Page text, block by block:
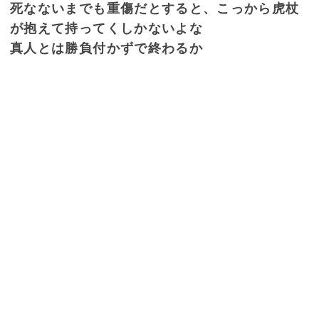
死なないまでも重傷だとすると、こっから虎杖
が抱えて持ってくしかないよな
真人とは勝負付かずで終わるか